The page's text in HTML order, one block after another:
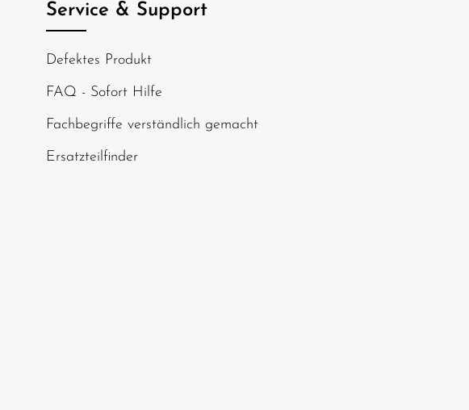
einverstanden.
abgebildeten Zeichen ein*
Service & Support
Defektes Produkt
FAQ - Sofort Hilfe
Fachbegriffe verständlich gemacht
Ersatzteilfinder